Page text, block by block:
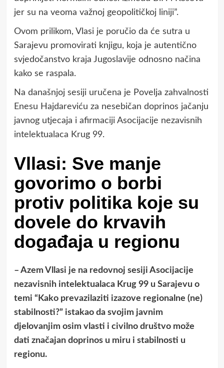
jer su na veoma važnoj geopolitičkoj liniji”.
Ovom prilikom, Vlasi je poručio da će sutra u
Sarajevu promovirati knjigu, koja je autentično
svjedočanstvo kraja Jugoslavije odnosno načina
kako se raspala.
Na današnjoj sesiji uručena je Povelja zahvalnosti
Enesu Hajdareviću za nesebičan doprinos jačanju
javnog utjecaja i afirmaciji Asocijacije nezavisnih
intelektualaca Krug 99.
Vllasi: Sve manje
govorimo o borbi
protiv politika koje su
dovele do krvavih
događaja u regionu
– Azem Vllasi je na redovnoj sesiji Asocijacije
nezavisnih intelektualaca Krug 99 u Sarajevu o
temi “Kako prevazilaziti izazove regionalne (ne)
stabilnosti?” istakao da svojim javnim
djelovanjim osim vlasti i civilno društvo može
dati značajan doprinos u miru i stabilnosti u
regionu.